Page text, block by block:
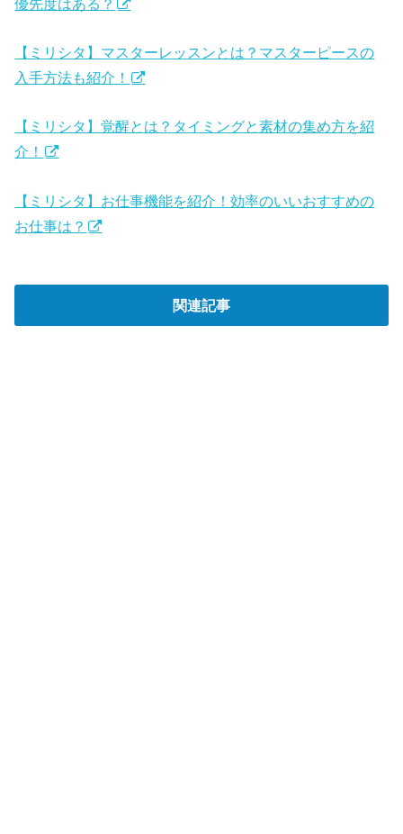
優先度はある？
【ミリシタ】マスターレッスンとは？マスターピースの
入手方法も紹介！
【ミリシタ】覚醒とは？タイミングと素材の集め方を紹
介！
【ミリシタ】お仕事機能を紹介！効率のいいおすすめの
お仕事は？
関連記事